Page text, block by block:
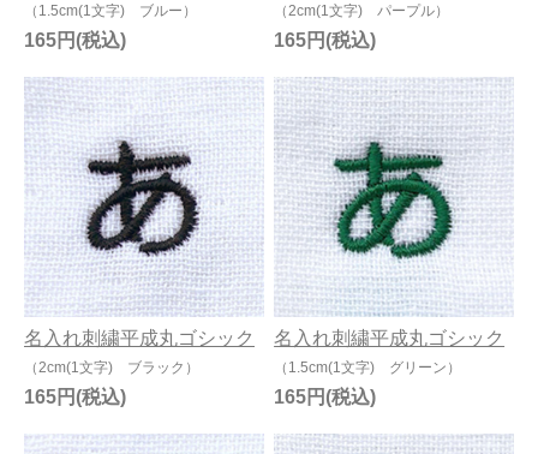
（1.5cm(1文字) ブルー）
165円
（2cm(1文字) パープル）
165円
名入れ刺繍平成丸ゴシック
（2cm(1文字) ブラック）
165円
名入れ刺繍平成丸ゴシック
（1.5cm(1文字) グリーン）
165円